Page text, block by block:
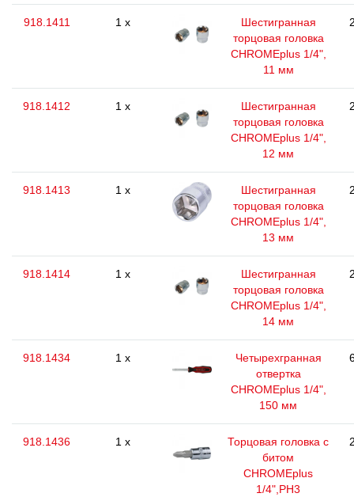
918.1411 1 x
Шестигранная
торцовая головка
CHROMEplus 1/4",
11 мм
918.1412 1 x
Шестигранная
торцовая головка
CHROMEplus 1/4",
12 мм
918.1413 1 x
Шестигранная
торцовая головка
CHROMEplus 1/4",
13 мм
918.1414 1 x
Шестигранная
торцовая головка
CHROMEplus 1/4",
14 мм
918.1434 1 x
Четырехгранная
отвертка
CHROMEplus 1/4",
150 мм
918.1436 1 x
Торцовая головка с
битом
CHROMEplus
1/4",РН3